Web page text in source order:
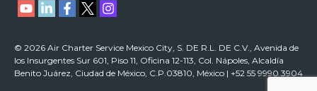
© 2026 Air Charter Service Mexico City, S. DE R.L. DE C.V., Avenida de
los Insurgentes Sur 601, Piso 11, Oficina 12-113, Col. Nápoles, Alcaldía
Benito Juárez, Ciudad de México, C.P.03810, México | +52 55 9990 3904